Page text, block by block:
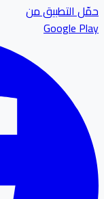
التطبيق من
Google